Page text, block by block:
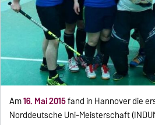
Am16. Mai 2015fand in Hannover die
Norddeutsche Uni-Meisterschaft